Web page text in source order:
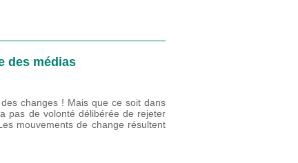
des médias
changes ! Mais que ce soit dans
pas de volonté délibérée de rejeter
mouvements de change résultent